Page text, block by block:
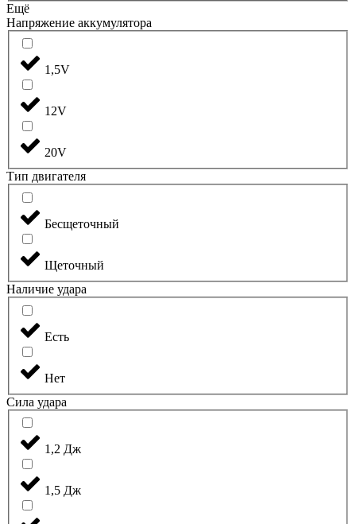
Ещё
Напряжение аккумулятора
1,5V
12V
20V
Тип двигателя
Бесщеточный
Щеточный
Наличие удара
Есть
Нет
Сила удара
1,2 Дж
1,5 Дж